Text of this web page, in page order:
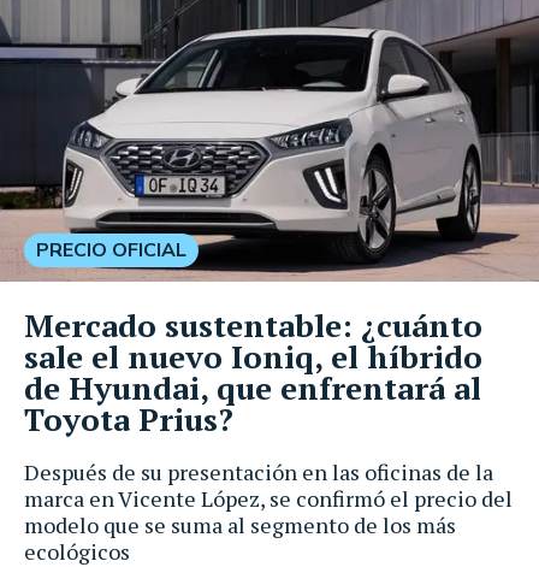
Después de su presentación en las oficinas de la
marca en Vicente López, se confirmó el precio del
modelo que se suma al segmento de los más
ecológicos
PRECIO OFICIAL
Mercado sustentable: ¿cuánto
sale el nuevo Ioniq, el híbrido
de Hyundai, que enfrentará al
Toyota Prius?